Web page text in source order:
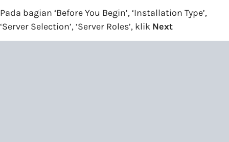
Pada bagian ‘Before You Begin’, ‘Installation Type’,
‘Server Selection’, ‘Server Roles’, klik Next